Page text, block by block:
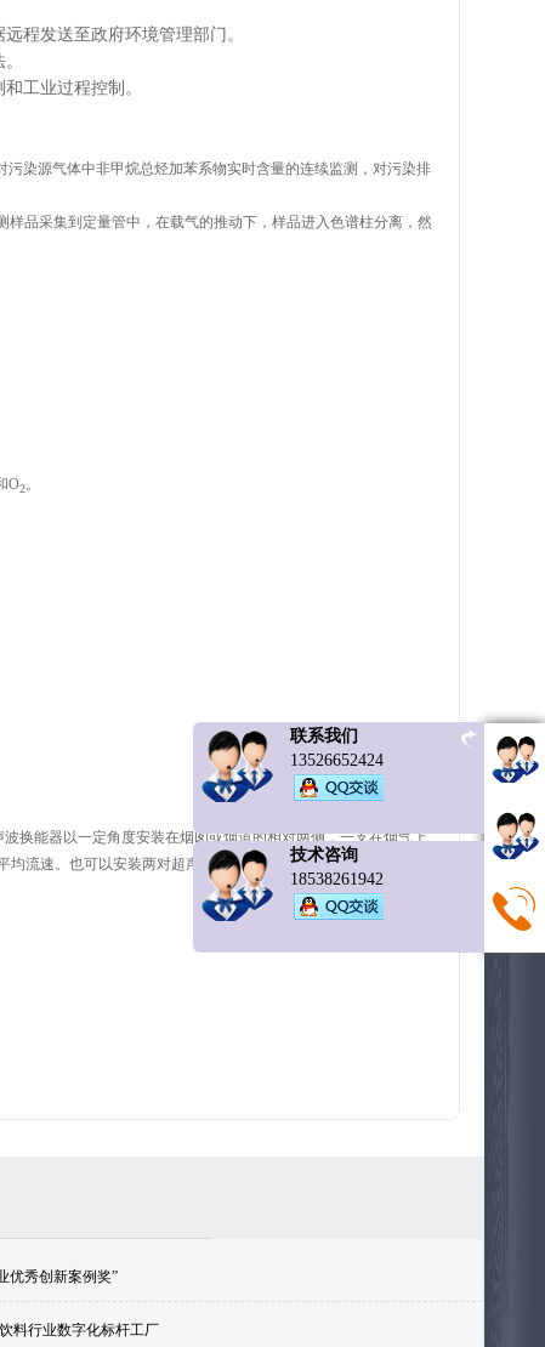
程发送至政府环境管理部门。
工业过程控制。
染源气体中非甲烷总烃加苯系物实时含量的连续监测，对污染排
品采集到定量管中，在载气的推动下，样品进入色谱柱分离，然
O2。
波换能器以一定角度安装在烟囱或烟道的相对两侧，一支在烟气上
流速。也可以安装两对超声波换能器，即“X”型，提供两方向上
优秀创新案例奖”
料行业数字化标杆工厂
联系我们
13526652424
技术咨询
18538261942